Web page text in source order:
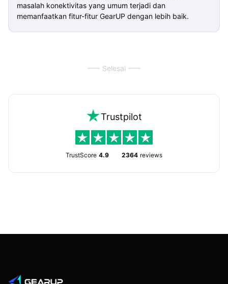
masalah konektivitas yang umum terjadi dan
memanfaatkan fitur-fitur GearUP dengan lebih baik.
Selesai
Trustpilot
TrustScore 4.9 2364 reviews